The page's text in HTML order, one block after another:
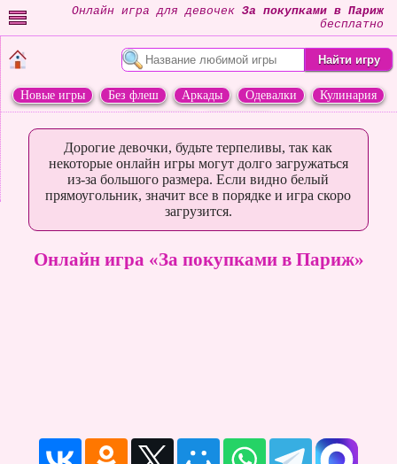
Онлайн игра для девочек За покупками в Париж
бесплатно
Новые игры Без флеш Аркады Одевалки
Кулинария
Дорогие девочки, будьте терпеливы, так как
некоторые онлайн игры могут долго загружаться
из-за большого размера. Если видно белый
прямоугольник, значит все в порядке и игра скоро
загрузится.
Онлайн игра «За покупками в Париж»